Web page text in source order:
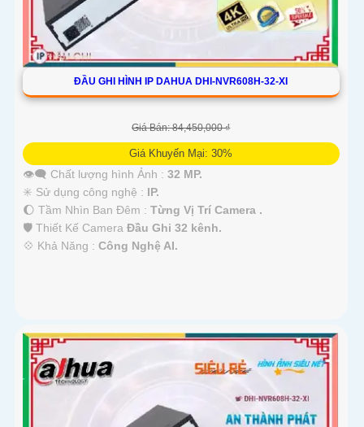
ĐẦU GHI HÌNH IP DAHUA DHI-NVR608H-32-XI
Giá Bán: 84,450,000 ₫
Giá Khuyến Mại: 30%
👁️‍🗨 Chất lượng hình Ảnh : 32 MP.
✳️ Sử dụng công nghệ : IP.
🌔 Tầm Nhìn Ban Đêm : Từng Vị Trí Camera .
🛡 Thiết Kế Camera Đầu Ghi 32 kênh.
️💠 Khả Năng : Công Nghệ AI.